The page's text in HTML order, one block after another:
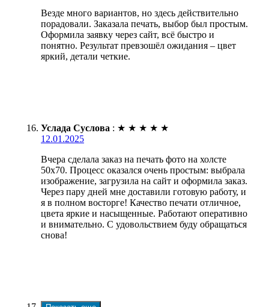
Везде много вариантов, но здесь действительно
порадовали. Заказала печать, выбор был простым.
Оформила заявку через сайт, всё быстро и
понятно. Результат превзошёл ожидания – цвет
яркий, детали четкие.
Услада Суслова : ★ ★ ★ ★ ★
12.01.2025
Вчера сделала заказ на печать фото на холсте
50х70. Процесс оказался очень простым: выбрала
изображение, загрузила на сайт и оформила заказ.
Через пару дней мне доставили готовую работу, и
я в полном восторге! Качество печати отличное,
цвета яркие и насыщенные. Работают оперативно
и внимательно. С удовольствием буду обращаться
снова!